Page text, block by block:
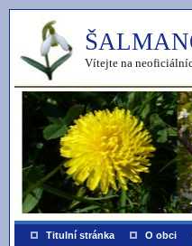
Vítejte na
Titulní stránka O obci